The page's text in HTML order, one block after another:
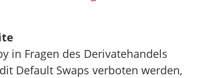
in Fragen des Derivatehandels
Default Swaps verboten werden,